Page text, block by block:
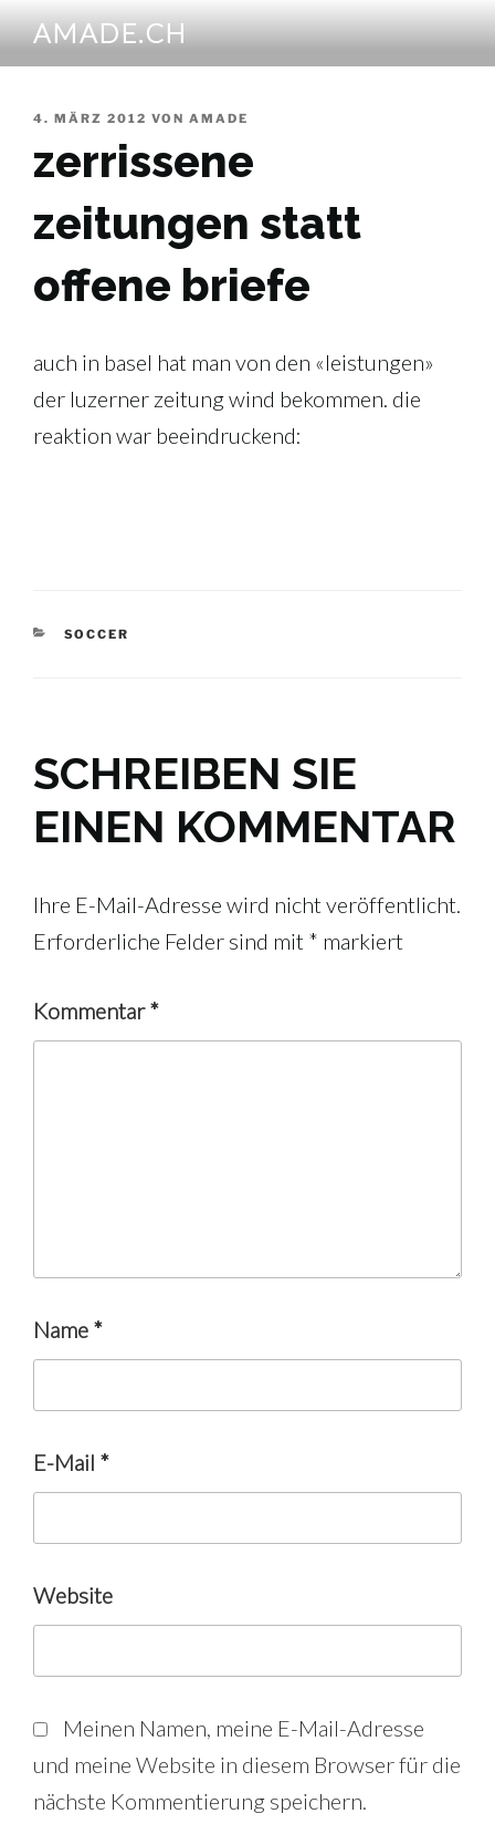
Inhalt
springen
AMADE.CH
VERÖFFENTLICHT
4. MÄRZ 2012 VON AMADE
zerrissene
zeitungen statt
offene briefe
auch in basel hat man von den «leistungen»
der luzerner zeitung wind bekommen. die
reaktion war beeindruckend:
KATEGORIEN
SOCCER
SCHREIBEN SIE
EINEN KOMMENTAR
Ihre E-Mail-Adresse wird nicht veröffentlicht.
Erforderliche Felder sind mit * markiert
Kommentar*
Name *
E-Mail *
Website
Meinen Namen, meine E-Mail-Adresse
und meine Website in diesem Browser für die
nächste Kommentierung speichern.